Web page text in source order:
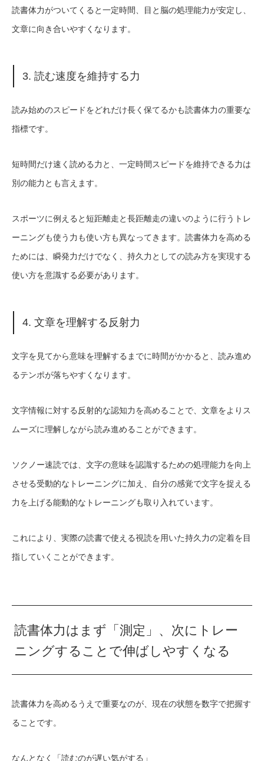
読書体力がついてくると一定時間、目と脳の処理能力が安定し、
文章に向き合いやすくなります。
3. 読む速度を維持する力
読み始めのスピードをどれだけ長く保てるかも読書体力の重要な
指標です。
短時間だけ速く読める力と、一定時間スピードを維持できる力は
別の能力とも言えます。
スポーツに例えると短距離走と長距離走の違いのように行うトレ
ーニングも使う力も使い方も異なってきます。読書体力を高める
ためには、瞬発力だけでなく、持久力としての読み方を実現する
使い方を意識する必要があります。
4. 文章を理解する反射力
文字を見てから意味を理解するまでに時間がかかると、読み進め
るテンポが落ちやすくなります。
文字情報に対する反射的な認知力を高めることで、文章をよりス
ムーズに理解しながら読み進めることができます。
ソクノー速読では、文字の意味を認識するための処理能力を向上
させる受動的なトレーニングに加え、自分の感覚で文字を捉える
力を上げる能動的なトレーニングも取り入れています。
これにより、実際の読書で使える視読を用いた持久力の定着を目
指していくことができます。
読書体力はまず「測定」、次にトレー
ニングすることで伸ばしやすくなる
読書体力を高めるうえで重要なのが、現在の状態を数字で把握す
ることです。
なんとなく「読むのが遅い気がする」